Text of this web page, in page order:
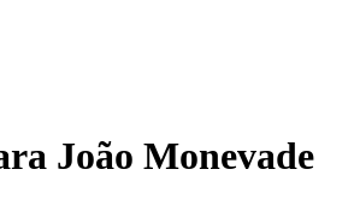
João Monevade